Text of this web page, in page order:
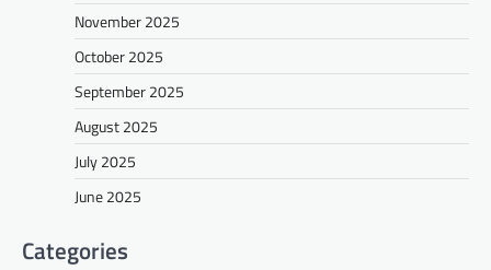
November 2025
October 2025
September 2025
August 2025
July 2025
June 2025
Categories